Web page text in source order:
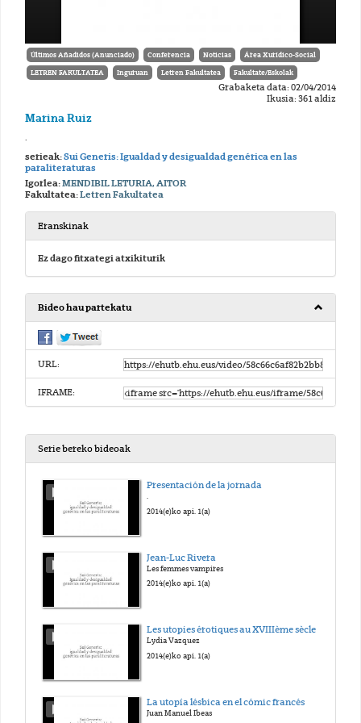
Últimos Añadidos (Anunciado) Conferencia Noticias Área Xurídico-Social
LETREN FAKULTATEA Inguruan Letren Fakultatea Fakultate/Eskolak
Grabaketa data: 02/04/2014
Ikusia: 361 aldiz
Marina Ruiz
.
serieak:Sui Generis: Igualdad y desigualdad genérica en las
paraliteraturas
Igorlea:MENDIBIL LETURIA, AITOR
Fakultatea:Letren Fakultatea
Eranskinak
Ez dago fitxategi atxikiturik
Bideo hau partekatu
URL:
IFRAME:
Serie bereko bideoak
Presentación de la jornada
.
2014(e)ko api. 1(a)
Jean-Luc Rivera
Les femmes vampires
2014(e)ko api. 1(a)
Les utopies érotiques au XVIIIème sècle
Lydia Vazquez
2014(e)ko api. 1(a)
La utopía lésbica en el cómic francés
Juan Manuel Ibeas